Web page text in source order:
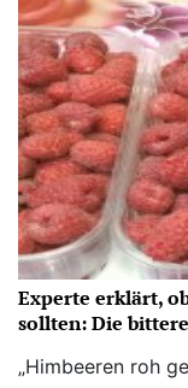
Experte erklärt,
sollten: Die
„Himbeeren roh